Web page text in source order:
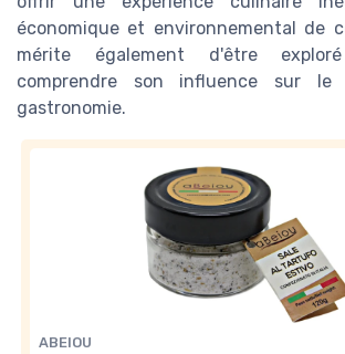
économique et environnemental de
mérite également d'être
comprendre son influence sur
gastronomie.
ABEIOU